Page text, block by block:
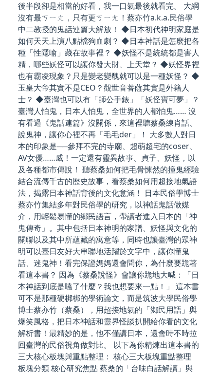
後半段卻是相當的好看，我一口氣最後就看完。 大綱
沒有最ㄎㄧㄤ，只有更ㄎㄧㄤ！蔡亦竹a.k.a.民俗學
中二教授的鬼話連篇大解放！ ◆日本初代神明家庭是
如何天天上演八點檔狗血劇？ ◆日本神話是怎麼把各
種「性隱喻」藏在故事裡？ ◆妖怪不是統統都是害人
精，哪些妖怪可以讓你發大財、上天堂？ ◆妖怪界裡
也有霸凌現象？只是變老變醜就可以是一種妖怪？ ◆
玉皇大帝其實不是CEO？觀世音菩薩其實是外籍人
士？ ◆臺灣也可以有「師公手錶」「妖怪寶可夢」？
臺灣人怕鬼，日本人怕鬼，全世界的人都怕鬼…… 沒
有看過《鬼話連篇》沒關係，來這裡聽蔡桑練肖話、
說鬼神，讓你心裡不再「毛毛der」！ 大多數人對日
本的印象是──參拜不完的寺廟、超萌超宅的coser、
AV女優……威！一定還有靈異故事、貞子、妖怪，以
及各種都市傳說！ 聽蔡桑如何把毛骨悚然的撞鬼經驗
結合流傳千古的歷史故事，看蔡桑如何用超接地氣語
法，揭露日本神話背後的文化意涵！ 日本民俗學博士
蔡亦竹集結多年對民俗學的研究，以神話鬼話做媒
介，用輕鬆易懂的鄉民語言，帶讀者進入日本的「神
鬼傳奇」。其中包括日本神明的家譜、妖怪與文化的
關聯以及其中所蘊藏的寓意等，同時也讓臺灣的眾神
明可以臺日友好大串聯地活躍於文字中，讓你懂鬼
話、迷鬼神！看完保證媽媽還會問你，為什麼要跪著
看這本書？ 因為《蔡桑說怪》會讓你跪地大喊：「日
本神話到底是嗑了什麼？我也想要來一點！」 這本書
可不是那種硬梆梆的學術論文，而是筑波大學民俗學
博士蔡亦竹（蔡桑），用超接地氣的「鄉民用語」與
爆笑風格，把日本神話和靈界怪談扒開給你看的文化
解析書！最精妙的是，他不僅講日本，還會時不時拉
回臺灣的民俗視角做對比。 以下為你精煉出這本書的
三大核心板塊與重點整理： 核心三大板塊重點整理
板塊分類 核心研究焦點 蔡桑的「台味白話解讀」與